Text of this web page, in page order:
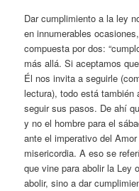
Dar cumplimiento a la ley
en innumerables
compuesta por dos:
más allá. Si aceptamos
Él nos invita a seguirle
lectura), todo está
seguir sus pasos. De ahí
y no el hombre para el
ante el imperativo del
misericordia. A eso se
que vine para abolir la Ley
abolir, sino a dar